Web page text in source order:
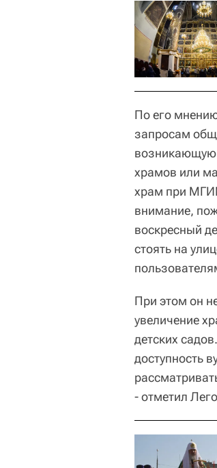
По его
запросам
возникающую
храмов или
храм при
внимание,
воскресный
стоять на
При этом он
увеличение
детских
доступность
- отметил